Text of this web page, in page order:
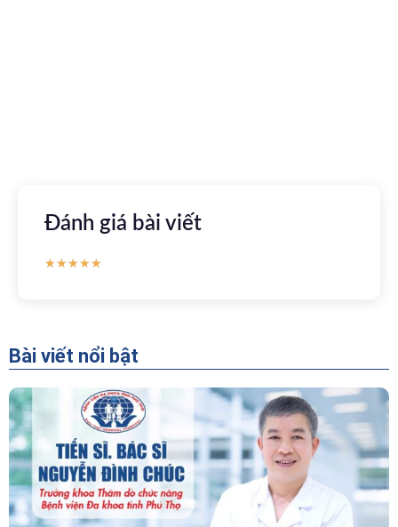
Đánh giá bài viết
★★★★★
Bài viết nổi bật
“Người Dẫn Đường” Của Khoa Thăm Dò Chức
Năng – Bệnh Viện Đa Khoa Tỉnh Phú Thọ